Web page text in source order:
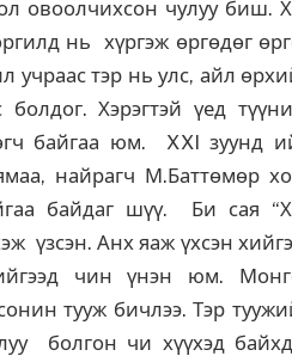
овоолчихсон чулуу биш.
нь хүргэж өргөдөг
учраас тэр нь улс, айл
Хэрэгтэй үед
байгаа юм. XXI зуунд
найрагч М.Баттөмөр
байдаг шүү. Би сая
үзсэн. Анх яаж үхсэн
чин үнэн юм.
тууж бичлээ. Тэр
болгон чи хүүхэд